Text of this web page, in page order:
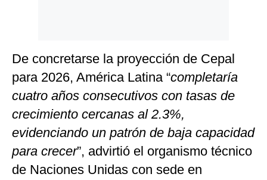
De concretarse la proyección de Cepal
para 2026, América Latina “completaría
cuatro años consecutivos con tasas de
crecimiento cercanas al 2.3%,
evidenciando un patrón de baja capacidad
para crecer”, advirtió el organismo técnico
de Naciones Unidas con sede en